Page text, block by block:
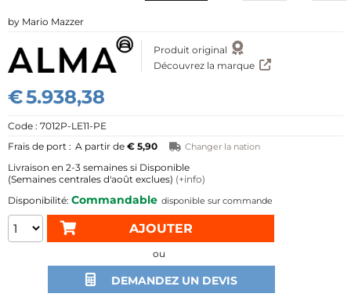
€5.938,38
A partir de € 5,90 Changer la nation
Produit original
Découvrez la marque
Mario Mazzer
2-3 semaines si Disponible
(Semaines centrales d'août exclues) (+info)
ou
DEMANDEZ UN DEVIS
7012P-LE11-PE
Commandable disponible sur commande